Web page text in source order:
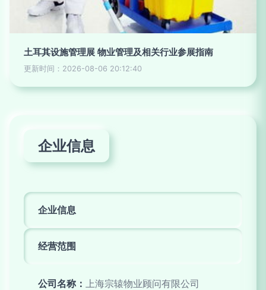
土耳其设施管理展 物业管理及相关行业参展指南
更新时间：2026-08-06 20:12:40
企业信息
企业信息
经营范围
公司名称： 上海宗辕物业顾问有限公司